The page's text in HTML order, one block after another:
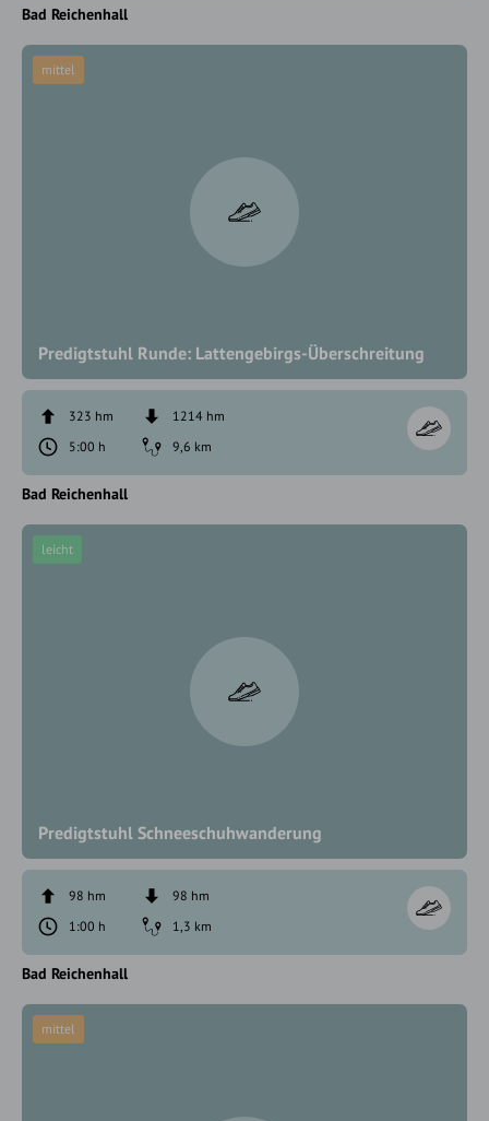
Bad Reichenhall
Predigtstuhl Runde: Lattengebirgs-Überschreitung
mittel
323 hm
1214 hm
5:00 h
9,6 km
Bad Reichenhall
Predigtstuhl Schneeschuhwanderung
leicht
98 hm
98 hm
1:00 h
1,3 km
Bad Reichenhall
mittel